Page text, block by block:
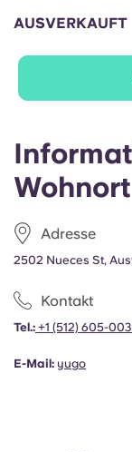
Wohnort
Adresse
2502 Nueces St,
Kontakt
Tel.: +1 (512) 605-
E-Mail: yugo
AUSVERKAUFT